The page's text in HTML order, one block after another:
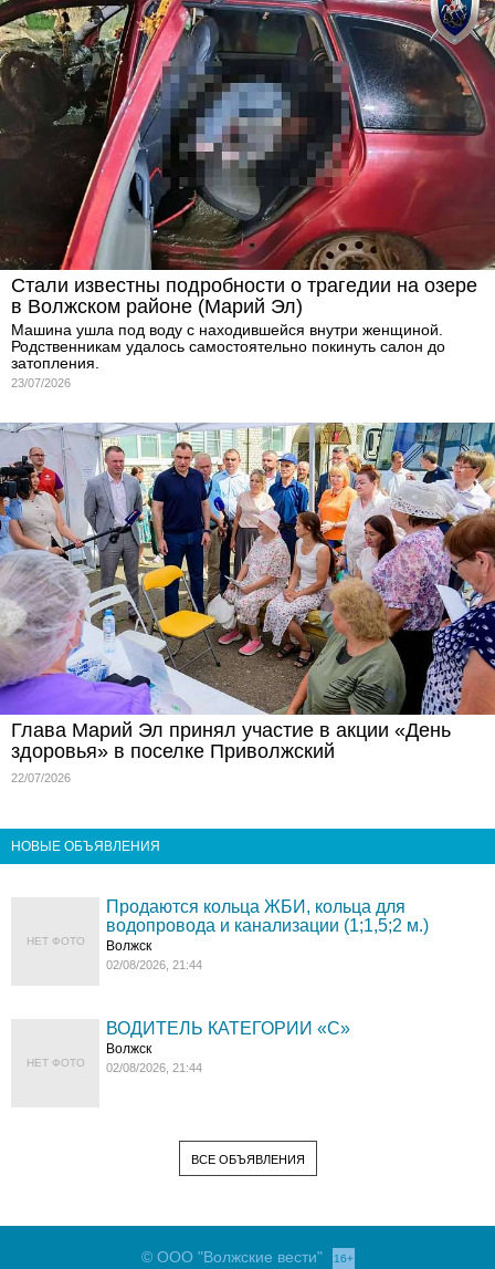
Стали известны подробности о трагедии на озере
в Волжском районе (Марий Эл)
Машина ушла под воду с находившейся внутри женщиной.
Родственникам удалось самостоятельно покинуть салон до
затопления.
23/07/2026
Глава Марий Эл принял участие в акции «День
здоровья» в поселке Приволжский
22/07/2026
НОВЫЕ ОБЪЯВЛЕНИЯ
НЕТ ФОТО
Продаются кольца ЖБИ, кольца для
водопровода и канализации (1;1,5;2 м.)
Волжск
02/08/2026, 21:44
НЕТ ФОТО
ВОДИТЕЛЬ КАТЕГОРИИ «C»
Волжск
02/08/2026, 21:44
ВСЕ ОБЪЯВЛЕНИЯ
© ООО "Волжские вести" 16+